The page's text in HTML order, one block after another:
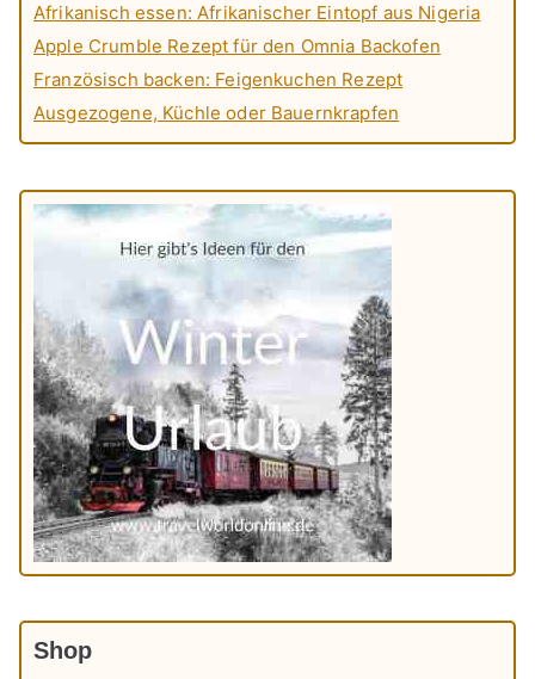
Afrikanisch essen: Afrikanischer Eintopf aus Nigeria
Apple Crumble Rezept für den Omnia Backofen
Französisch backen: Feigenkuchen Rezept
Ausgezogene, Küchle oder Bauernkrapfen
Shop